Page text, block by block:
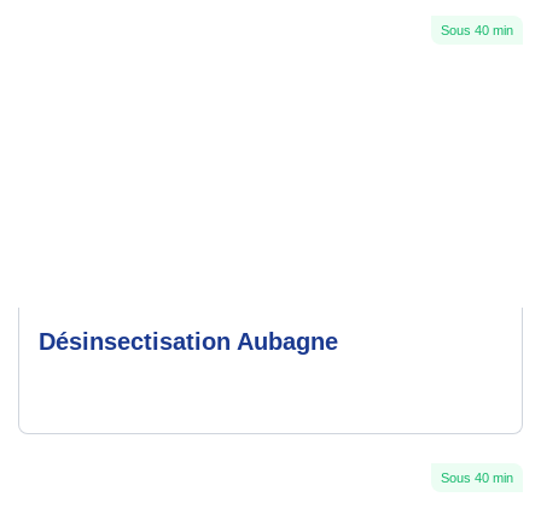
Sous 40 min
Désinsectisation Aubagne
Sous 40 min